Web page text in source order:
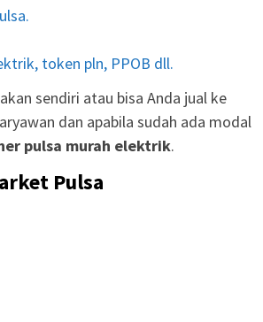
token pln, PPOB dll.
sendiri atau bisa Anda jual ke
dan apabila sudah ada modal
pulsa murah elektrik.
Pulsa